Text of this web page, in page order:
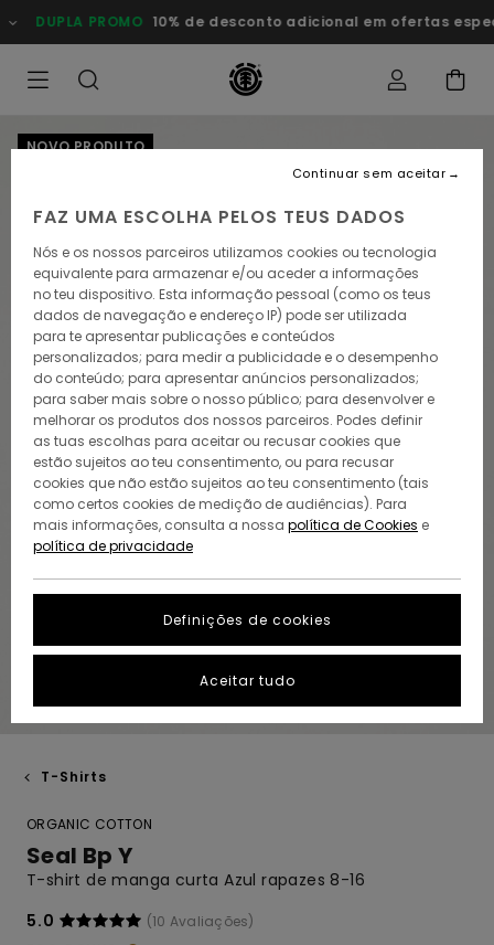
para
a
DUPLA PROMO 10% de desconto adicional em ofertas
NOVO PRODUTO
T-Shirts
ORGANIC COTTON
Seal Bp Y
T-shirt de manga curta Azul rapazes 8-16
5.0
(10 Avaliações)
FAZ UMA ESCOLHA PELOS TEUS DADOS
Nós e os nossos parceiros utilizamos cookies ou tecnologia
equivalente para armazenar e/ou aceder a informações
no teu dispositivo. Esta informação pessoal (como os teus
dados de navegação e endereço IP) pode ser utilizada
para te apresentar publicações e conteúdos
personalizados; para medir a publicidade e o desempenho
do conteúdo; para apresentar anúncios personalizados;
para saber mais sobre o nosso público; para desenvolver e
melhorar os produtos dos nossos parceiros. Podes definir
as tuas escolhas para aceitar ou recusar cookies que
estão sujeitos ao teu consentimento, ou para recusar
cookies que não estão sujeitos ao teu consentimento (tais
como certos cookies de medição de audiências). Para
mais informações, consulta a nossa política de Cookies e
política de privacidade
Definições de cookies
Continuar sem aceitar
Aceitar tudo